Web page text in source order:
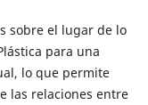
sobre el lugar de lo
para una
lo que permite
las relaciones entre